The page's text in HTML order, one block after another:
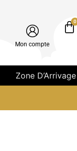
Mon compte
0
Zone D’Arrivage